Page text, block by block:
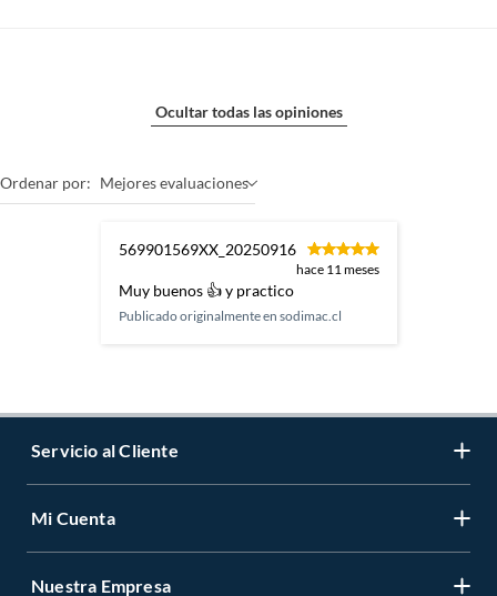
Ocultar todas las opiniones
Ordenar por: Mejores evaluaciones
569901569XX_20250916
hace 11 meses
Muy buenos 👍 y practico
Publicado originalmente en sodimac.cl
Servicio al Cliente
Contáctanos
Mi Cuenta
Registrate
Nuestra Empresa